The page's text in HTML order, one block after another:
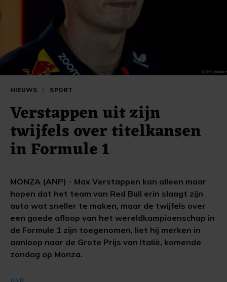
NIEUWS / SPORT
Verstappen uit zijn
twijfels over titelkansen
in Formule 1
MONZA (ANP) - Max Verstappen kan alleen maar
hopen dat het team van Red Bull erin slaagt zijn
auto wat sneller te maken, maar de twijfels over
een goede afloop van het wereldkampioenschap in
de Formule 1 zijn toegenomen, liet hij merken in
aanloop naar de Grote Prijs van Italië, komende
zondag op Monza.